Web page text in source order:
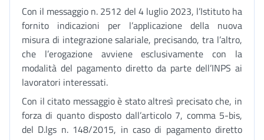
Con il messaggio n. 2512 del 4 luglio 2023, l’Istituto ha
fornito indicazioni per l’applicazione della nuova
misura di integrazione salariale, precisando, tra l’altro,
che l’erogazione avviene esclusivamente con la
modalità del pagamento diretto da parte dell’INPS ai
lavoratori interessati.
Con il citato messaggio è stato altresì precisato che, in
forza di quanto disposto dall’articolo 7, comma 5-bis,
del D.lgs n. 148/2015, in caso di pagamento diretto